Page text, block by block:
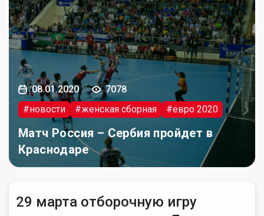
08.01.2020
7078
#новости
#женская сборная #евро 2020
Матч Россия – Сербия пройдет в
Краснодаре
29 марта отборочную игру